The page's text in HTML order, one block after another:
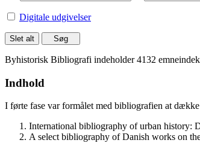
Digitale udgivelser
Byhistorisk Bibliografi indeholder 4132
Indhold
I førte fase var formålet med bibliografien at
International bibliography of urban history:
A select bibliography of Danish works on